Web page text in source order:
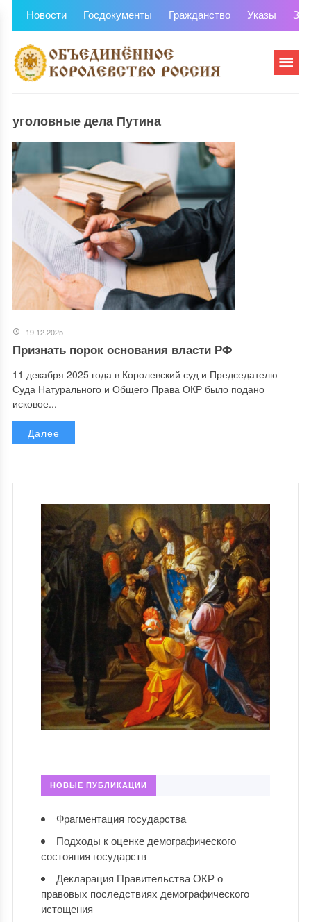
Новости Госдокументы Гражданство Указы
уголовные дела Путина
19.12.2025
Признать порок основания власти РФ
11 декабря 2025 года в Королевский суд и Председателю
Суда Натурального и Общего Права ОКР было подано
исковое...
Далее
НОВЫЕ ПУБЛИКАЦИИ
Фрагментация государства
Подходы к оценке демографического
состояния государств
Декларация Правительства ОКР о
правовых последствиях демографического
истощения